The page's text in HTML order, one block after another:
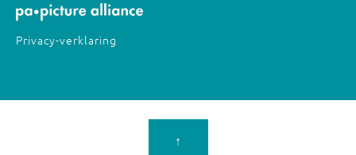
Privacy-verklaring
↑